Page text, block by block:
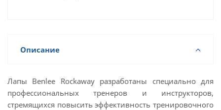
Описание
Лапы Benlee Rockaway разработаны специально для
профессиональных тренеров и инструкторов,
стремящихся повысить эффективность тренировочного